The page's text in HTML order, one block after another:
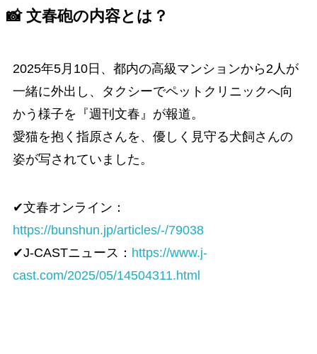
📸 文春砲の内容とは？
2025年5月10日、都内の高級マンションから2人が
一緒に外出し、タクシーでペットクリニックへ向
かう様子を『週刊文春』が報道。
愛猫を抱く指原さんを、優しく見守る犬飼さんの
姿が写されていました。
✔文春オンライン：
https://bunshun.jp/articles/-/79038
✔J-CASTニュース： https://www.j-
cast.com/2025/05/14504311.html